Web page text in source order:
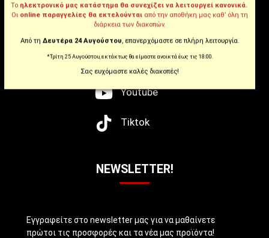
Instagram
Youtube
Tiktok
NEWSLETTER!
Εγγραφείτε στο newsletter μας για να μαθαίνετε
πρώτοι τις προσφορές και τα νέα μας προϊόντα!
Το ηλεκτρονικό μας κατάστημα θα συνεχίζει να λειτουργεί κανονικά.
Οι online παραγγελίες θα εκτελούνται από την αποθήκη μας καθ’ όλη τη
διάρκεια των διακοπών.
Από τη Δευτέρα 24 Αυγούστου, επανερχόμαστε σε πλήρη λειτουργία.
*Τρίτη 25 Αυγούστου, εκτάκτως θα είμαστε ανοικτά έως τις 18:00.
Σας ευχόμαστε καλές διακοπές!